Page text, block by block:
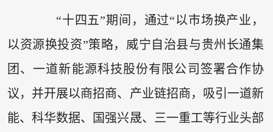
“十四五”期间，通过“以市场换产业，
以资源换投资”策略，威宁自治县与贵州长通集
团、一道新能源科技股份有限公司签署合作协
议，并开展以商招商、产业链招商，吸引一道新
能、科华数据、国强兴晟、三一重工等行业头部